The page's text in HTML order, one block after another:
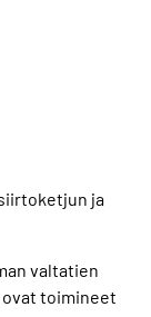
ja
valtatien
ovat toimineet